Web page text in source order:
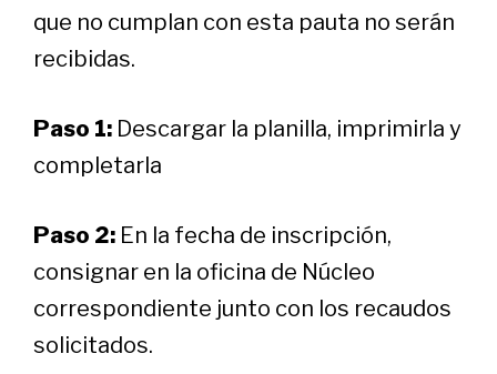
que no cumplan con esta pauta no serán
recibidas.
Paso 1: Descargar la planilla, imprimirla y
completarla
Paso 2: En la fecha de inscripción,
consignar en la oficina de Núcleo
correspondiente junto con los recaudos
solicitados.